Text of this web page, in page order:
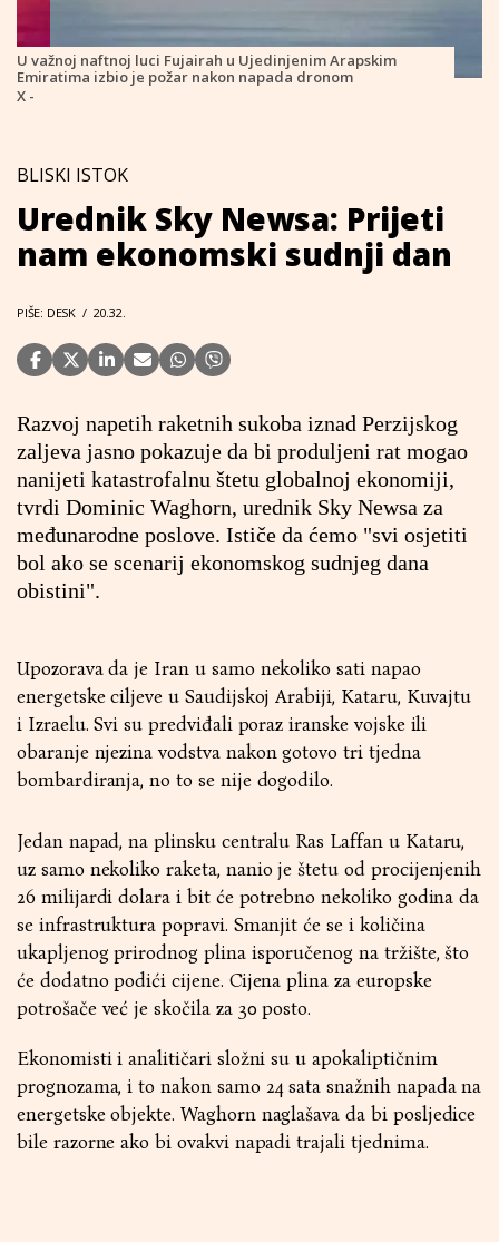
U važnoj naftnoj luci Fujairah u Ujedinjenim Arapskim
Emiratima izbio je požar nakon napada dronom
X -
BLISKI ISTOK
Urednik Sky Newsa: Prijeti
nam ekonomski sudnji dan
PIŠE: DESK / 20.32.
Razvoj napetih raketnih sukoba iznad Perzijskog
zaljeva jasno pokazuje da bi produljeni rat mogao
nanijeti katastrofalnu štetu globalnoj ekonomiji,
tvrdi Dominic Waghorn, urednik Sky Newsa za
međunarodne poslove. Ističe da ćemo "svi osjetiti
bol ako se scenarij ekonomskog sudnjeg dana
obistini".
Upozorava da je Iran u samo nekoliko sati napao
energetske ciljeve u Saudijskoj Arabiji, Kataru, Kuvajtu
i Izraelu. Svi su predviđali poraz iranske vojske ili
obaranje njezina vodstva nakon gotovo tri tjedna
bombardiranja, no to se nije dogodilo.
Jedan napad, na plinsku centralu Ras Laffan u Kataru,
uz samo nekoliko raketa, nanio je štetu od procijenjenih
26 milijardi dolara i bit će potrebno nekoliko godina da
se infrastruktura popravi. Smanjit će se i količina
ukapljenog prirodnog plina isporučenog na tržište, što
će dodatno podići cijene. Cijena plina za europske
potrošače već je skočila za 30 posto.
Ekonomisti i analitičari složni su u apokaliptičnim
prognozama, i to nakon samo 24 sata snažnih napada na
energetske objekte. Waghorn naglašava da bi posljedice
bile razorne ako bi ovakvi napadi trajali tjednima.